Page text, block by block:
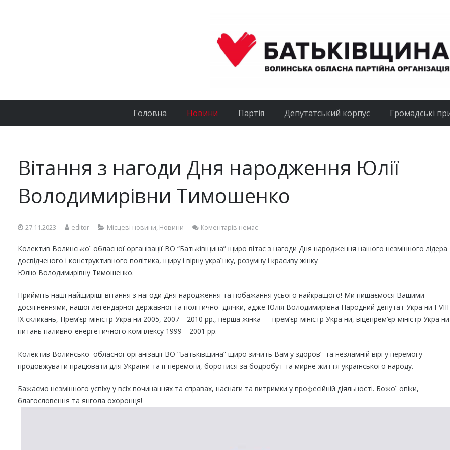
Головна Новини Партія Депутатський корпус Громадські
Вітання з нагоди Дня народження Юлії
Володимирівни Тимошенко
27.11.2023 editor Місцеві новини, Новини Коментарів немає
Колектив Волинської обласної організації ВО “Батьківщина” щиро вітає з нагоди Дня народження нашого незмінного лідера
досвідченого і конструктивного політика, щиру і вірну українку, розумну і красиву жінку
Юлію Володимирівну Тимошенко.
Прийміть наші найщиріші вітання з нагоди Дня народження та побажання усього найкращого! Ми пишаємося Вашими
досягненнями, нашої легендарної державної та політичної діячки, адже Юлія Володимирівна Народний депутат України I-
IX скликань, Прем’єр-міністр України 2005, 2007—2010 рр., перша жінка — прем’єр-міністр України, віцепрем’єр-міністр
питань паливно-енергетичного комплексу 1999—2001 рр.
Колектив Волинської обласної організації ВО “Батьківщина” щиро зичить Вам у здоров’ї та незламній вірі у перемогу
продовжувати працювати для України та її перемоги, боротися за бодробут та мирне життя українського народу.
Бажаємо незмінного успіху у всіх починаннях та справах, наснаги та витримки у професійній діяльності. Божої опіки,
благословення та янгола охоронця!